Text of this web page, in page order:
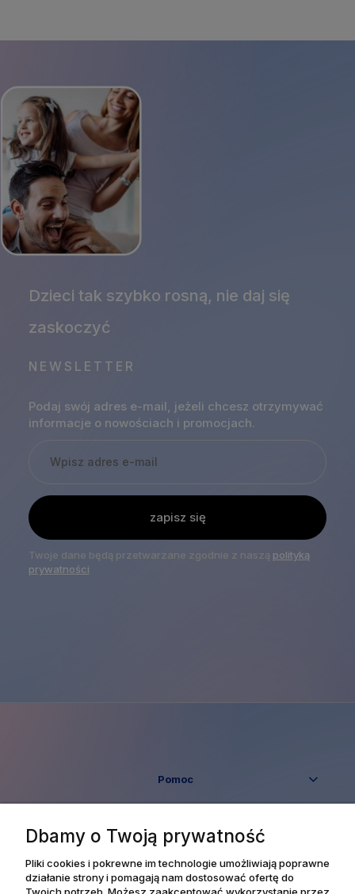
NEWSLETTER
Podaj swój adres e-mail, jeżeli chcesz otrzymywać
informacje o nowościach i promocjach.
zapisz się
Twoje dane będą przetwarzane zgodnie z naszą polityką
prywatności
Pomoc
Płatności i dostawa
Dbamy o Twoją prywatność
Pliki cookies i pokrewne im technologie umożliwiają poprawne
działanie strony i pomagają nam dostosować ofertę do